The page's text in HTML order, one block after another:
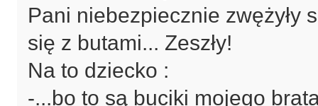
Pani niebezpiecznie zwężyły
się z butami... Zeszły!
Na to dziecko :
-...bo to są buciki mojego